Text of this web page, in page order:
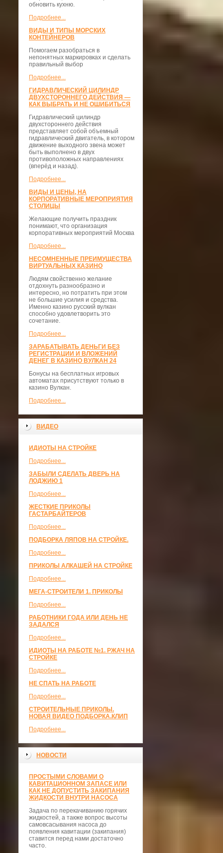
обновить кухню.
Подробнее...
ВИДЫ И ТИПЫ МОРСКИХ
КОНТЕЙНЕРОВ
Помогаем разобраться в
непонятных маркировках и сделать
правильный выбор
Подробнее...
ГИДРАВЛИЧЕСКИЙ ЦИЛИНДР
ДВУХСТОРОННЕГО ДЕЙСТВИЯ —
КАК ВЫБРАТЬ И НЕ ОШИБИТЬСЯ
Гидравлический цилиндр
двухстороннего действия
представляет собой объемный
гидравлический двигатель, в котором
движение выходного звена может
быть выполнено в двух
противоположных направлениях
(вперёд и назад).
Подробнее...
ВИДЫ И ЦЕНЫ, НА
КОРПОРАТИВНЫЕ МЕРОПРИЯТИЯ
СТОЛИЦЫ
Желающие получить праздник
понимают, что организация
корпоративных мероприятий Москва
Подробнее...
НЕСОМНЕННЫЕ ПРЕИМУЩЕСТВА
ВИРТУАЛЬНЫХ КАЗИНО
Людям свойственно желание
отдохнуть разнообразно и
интересно, но потратить при этом
не большие усилия и средства.
Именно казино русский вулкан
способно удовлетворить это
сочетание.
Подробнее...
ЗАРАБАТЫВАТЬ ДЕНЬГИ БЕЗ
РЕГИСТРАЦИИ И ВЛОЖЕНИЙ
ДЕНЕГ В КАЗИНО ВУЛКАН 24
Бонусы на бесплатных игровых
автоматах присутствуют только в
казино Вулкан.
Подробнее...
ВИДЕО
ИДИОТЫ НА СТРОЙКЕ
Подробнее...
ЗАБЫЛИ СДЕЛАТЬ ДВЕРЬ НА
ЛОДЖИЮ 1
Подробнее...
ЖЕСТКИЕ ПРИКОЛЫ
ГАСТАРБАЙТЕРОВ
Подробнее...
ПОДБОРКА ЛЯПОВ НА СТРОЙКЕ.
Подробнее...
ПРИКОЛЫ АЛКАШЕЙ НА СТРОЙКЕ
Подробнее...
МЕГА-СТРОИТЕЛИ 1. ПРИКОЛЫ
Подробнее...
РАБОТНИКИ ГОДА ИЛИ ДЕНЬ НЕ
ЗАДАЛСЯ
Подробнее...
ИДИОТЫ НА РАБОТЕ №1. РЖАЧ НА
СТРОЙКЕ
Подробнее...
НЕ СПАТЬ НА РАБОТЕ
Подробнее...
СТРОИТЕЛЬНЫЕ ПРИКОЛЫ.
НОВАЯ ВИДЕО ПОДБОРКА.КЛИП
Подробнее...
НОВОСТИ
ПРОСТЫМИ СЛОВАМИ О
КАВИТАЦИОННОМ ЗАПАСЕ ИЛИ
КАК НЕ ДОПУСТИТЬ ЗАКИПАНИЯ
ЖИДКОСТИ ВНУТРИ НАСОСА
Задача по перекачиванию горячих
жидкостей, а также вопрос высоты
самовсасывания насоса до
появления кавитации (закипания)
ставится перед нами достаточно
часто.